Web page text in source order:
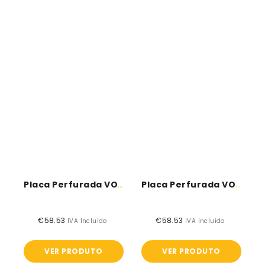
Placa Perfurada VOGL 12/25 - Quadrado
Preço
€58.53 IVA Incluido
VER PRODUTO
Placa Perfurada VOGL 8/18- Redondo
Preço
€58.53 IVA Incluido
VER PRODUTO